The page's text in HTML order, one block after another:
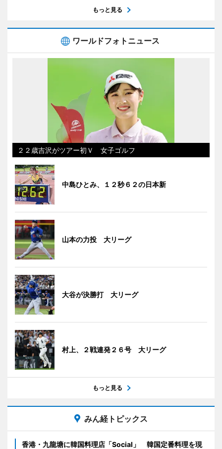
もっと見る
ワールドフォトニュース
２２歳吉沢がツアー初Ｖ 女子ゴルフ
中島ひとみ、１２秒６２の日本新
山本の力投 大リーグ
大谷が決勝打 大リーグ
村上、２戦連発２６号 大リーグ
もっと見る
みん経トピックス
香港・九龍塘に韓国料理店「Social」 韓国定番料理を現